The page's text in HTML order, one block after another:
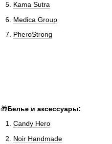
Kama Sutra
Medica Group
PheroStrong
🎁Белье и аксессуары:
Candy Hero
Noir Handmade